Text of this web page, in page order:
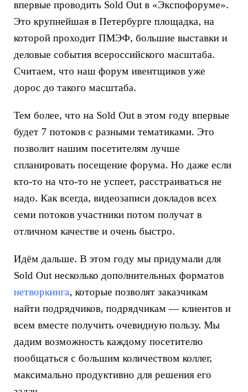
впервые проводить Sold Out в «Экспофоруме».
Это крупнейшая в Петербурге площадка, на
которой проходит ПМЭФ, большие выставки и
деловые события всероссийского масштаба.
Считаем, что наш форум ивентщиков уже
дорос до такого масштаба.
Тем более, что на Sold Out в этом году впервые
будет 7 потоков с разными тематиками. Это
позволит нашим посетителям лучше
спланировать посещение форума. Но даже если
кто-то на что-то не успеет, расстраиваться не
надо. Как всегда, видеозаписи докладов всех
семи потоков участники потом получат в
отличном качестве и очень быстро.
Идём дальше. В этом году мы придумали для
Sold Out несколько дополнительных форматов
нетворкинга, которые позволят заказчикам
найти подрядчиков, подрядчикам — клиентов и
всем вместе получить очевидную пользу. Мы
дадим возможность каждому посетителю
пообщаться с большим количеством коллег,
максимально продуктивно для решения его